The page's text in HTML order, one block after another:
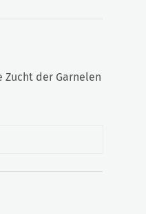
Zucht der Garnelen